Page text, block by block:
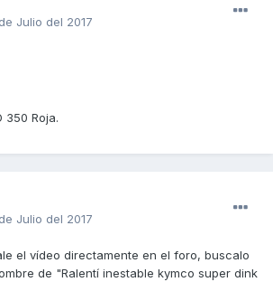
Julio del 2017
350 Roja.
Julio del 2017
el vídeo directamente en el foro, buscalo
de "Ralentí inestable kymco super dink